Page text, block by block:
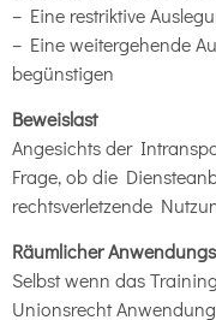
– Eine restriktive
– Eine weitergehende
begünstigen
Beweislast
Angesichts der
Frage, ob die
rechtsverletzende
Räumlicher
Selbst wenn das
Unionsrecht